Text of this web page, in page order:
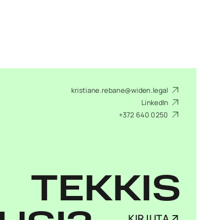
kristiane.rebane@widen.legal
LinkedIn
+372 640 0250
TEKKIS